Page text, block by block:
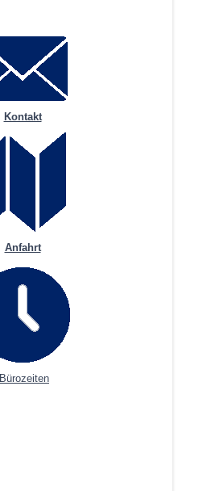
Kontakt
Anfahrt
Bürozeiten